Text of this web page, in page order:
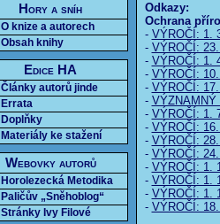
Hory a sníh
O knize a autorech
Obsah knihy
Edice HA
Články autorů jinde
Errata
Doplňky
Materiály ke stažení
Webovky autorů
Horolezecká Metodika
Paličův „Sněhoblog“
Stránky Ivy Filové
Odkazy:
Ochrana
- VÝROČÍ: 1.
- VÝROČÍ:
- VÝROČÍ: 1.
- VÝROČÍ:
- VÝROČÍ:
- VÝZNAMNÝ
- VÝROČÍ: 1.
- VÝROČÍ:
- VÝROČÍ:
- VÝROČÍ:
- VÝROČÍ: 1.
- VÝROČÍ: 1.
- VÝROČÍ: 1.
- VÝROČÍ: